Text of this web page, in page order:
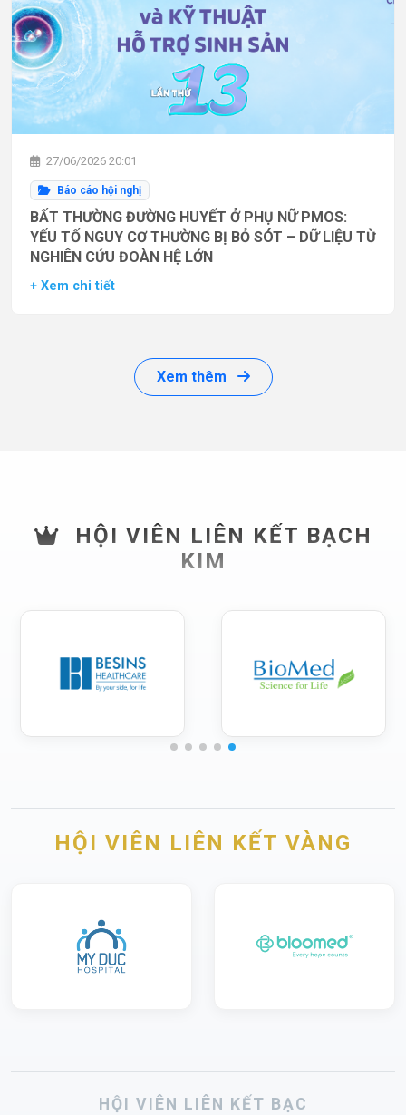
27/06/2026 20:01
Báo cáo hội nghị
BẤT THƯỜNG ĐƯỜNG HUYẾT Ở PHỤ NỮ PMOS:
YẾU TỐ NGUY CƠ THƯỜNG BỊ BỎ SÓT – DỮ LIỆU TỪ
NGHIÊN CỨU ĐOÀN HỆ LỚN
+ Xem chi tiết
Xem thêm
HỘI VIÊN LIÊN KẾT BẠCH
KIM
HỘI VIÊN LIÊN KẾT VÀNG
HỘI VIÊN LIÊN KẾT BẠC